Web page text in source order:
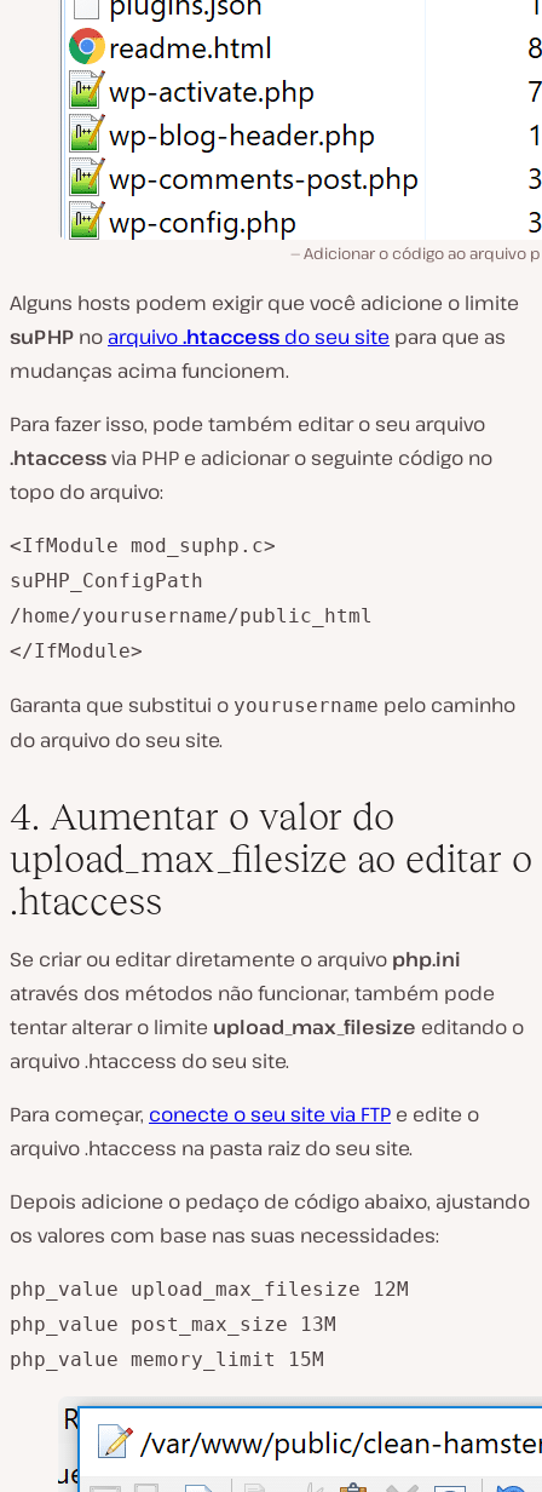
Adicionar o código ao arquivo
Alguns hosts podem exigir que você adicione o limite
suPHP no arquivo.htaccess do seu site para que as
mudanças acima funcionem.
Para fazer isso, pode também editar o seu arquivo
.htaccessvia PHP e adicionar o seguinte código no
topo do arquivo:
<IfModule mod_suphp.c>
suPHP_ConfigPath
/home/yourusername/public_html
</IfModule>
Garanta que substitui o yourusername pelo caminho
do arquivo do seu site.
4. Aumentar o valor do
upload_max_filesize ao editar o
.htaccess
Se criar ou editar diretamente o arquivo php.ini
através dos métodos não funcionar, também pode
tentar alterar o limite upload_max_filesize editando o
arquivo .htaccess do seu site.
Para começar, conecte o seu site via FTP e edite o
arquivo .htaccess na pasta raiz do seu site.
Depois adicione o pedaço de código abaixo, ajustando
os valores com base nas suas necessidades:
php_value upload_max_filesize 12M
php_value post_max_size 13M
php_value memory_limit 15M